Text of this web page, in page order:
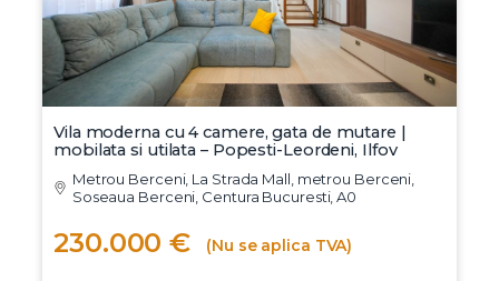
Vila moderna cu 4 camere, gata de mutare |
mobilata si utilata – Popesti-Leordeni, Ilfov
Metrou Berceni, La Strada Mall, metrou Berceni,
Soseaua Berceni, Centura Bucuresti, A0
230.000 € (Nu se aplica TVA)